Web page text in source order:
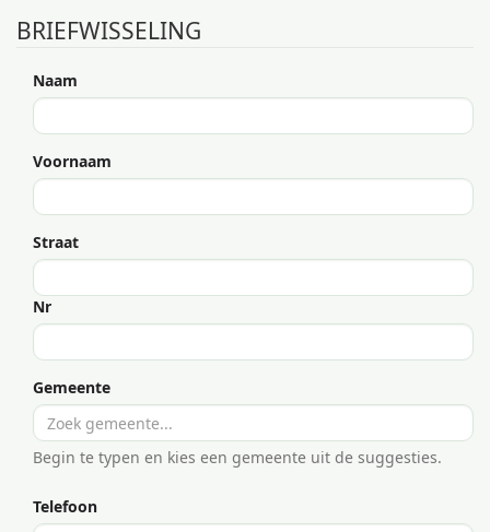
BRIEFWISSELING
Naam
Voornaam
Straat
Nr
Gemeente
Begin te typen en kies een gemeente uit de suggesties.
Telefoon